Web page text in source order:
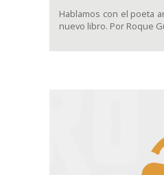
Hablamos con el poeta
nuevo libro. Por Roque